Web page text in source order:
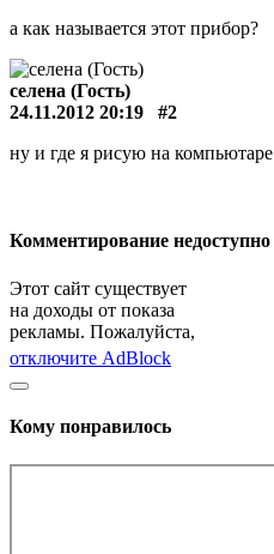
а как называется этот прибор?
селена (Гость)
24.11.2012 20:19
#2
ну и где я рисую на компьютаре
Комментирование недоступно
Этот сайт существует
на доходы от показа
рекламы. Пожалуйста,
отключите AdBlock
Кому понравилось